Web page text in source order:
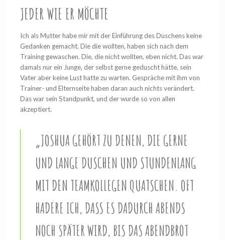
JEDER WIE ER MÖCHTE
Ich als Mutter habe mir mit der Einführung des Duschens keine
Gedanken gemacht. Die die wollten, haben sich nach dem
Training gewaschen. Die, die nicht wollten, eben nicht. Das war
damals nur ein Junge, der selbst gerne geduscht hätte, sein
Vater aber keine Lust hatte zu warten. Gespräche mit ihm von
Trainer- und Elternseite haben daran auch nichts verändert.
Das war sein Standpunkt, und der wurde so von allen
akzeptiert.
„JOSHUA GEHÖRT ZU DENEN, DIE GERNE
UND LANGE DUSCHEN UND STUNDENLANG
MIT DEN TEAMKOLLEGEN QUATSCHEN. OFT
HADERE ICH, DASS ES DADURCH ABENDS
NOCH SPÄTER WIRD, BIS DAS ABENDBROT